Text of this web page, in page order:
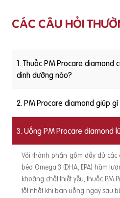
CÁC CÂU HỎI
1. Thuốc PM Procare diamond
dinh dưỡng nào?
2. PM Procare diamond giúp
3. Uống PM Procare diamond
Với thành phần gồm đầy đủ
béo Omega 3 (DHA, EPA) hàm
khoáng chất thiết yếu, thuốc PM
tốt nhất khi bạn uống ngay sau